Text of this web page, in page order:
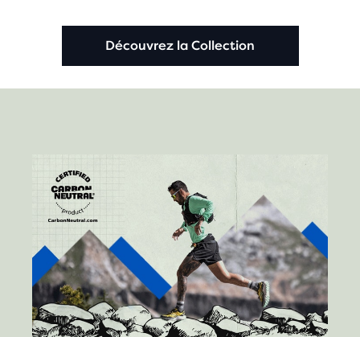
Découvrez la Collection